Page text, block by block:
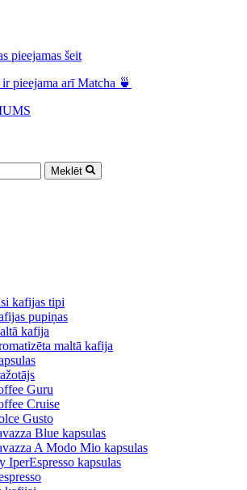
pieejamas šeit
pieejama arī Matcha 🍵
Meklēt
kafijas tipi
pupiņas
kafija
maltā kafija
Guru
Cruise
Gusto
Blue kapsulas
A Modo Mio kapsulas
IperEspresso kapsulas